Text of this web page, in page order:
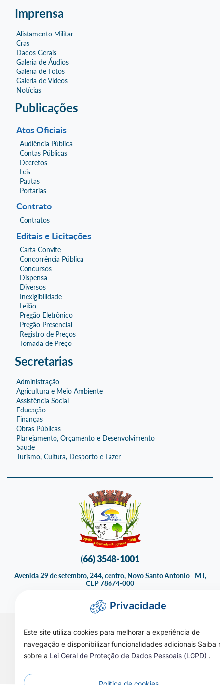
Imprensa
Alistamento Militar
Cras
Dados Gerais
Galeria de Áudios
Galeria de Fotos
Galeria de Vídeos
Notícias
Publicações
Atos Oficiais
Audiência Pública
Contas Públicas
Decretos
Leis
Pautas
Portarias
Contrato
Contratos
Editais e Licitações
Carta Convite
Concorrência Pública
Concursos
Dispensa
Diversos
Inexigibilidade
Leilão
Pregão Eletrônico
Pregão Presencial
Registro de Preços
Tomada de Preço
Secretarias
Administração
Agricultura e Meio Ambiente
Assistência Social
Educação
Finanças
Obras Públicas
Planejamento, Orçamento e Desenvolvimento
Saúde
Turismo, Cultura, Desporto e Lazer
(66) 3548-1001
Avenida 29 de setembro, 244, centro, Novo Santo Antonio - MT,
CEP 78674-000
Todos os Direitos Reservados - Prefeitura de Novo Santo
Privacidade
Este site utiliza cookies para melhorar a experiência de
navegação e disponibilizar funcionalidades adicionais Saiba
sobre a Lei Geral de Proteção de Dados Pessoais (LGPD) .
Política de cookies